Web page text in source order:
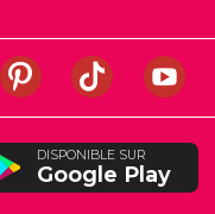
DISPONIBLE SUR
Google Play